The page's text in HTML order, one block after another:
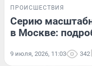
ПРОИСШЕСТВИЯ
Серию
в Москве:
9 июля, 2026, 11:03 342